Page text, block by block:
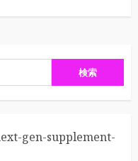
gen-supplement-